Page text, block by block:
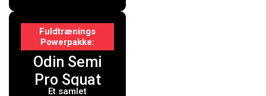
Fuldtrænings
Powerpakke
Odin Semi
Pro Squat
Et samlet